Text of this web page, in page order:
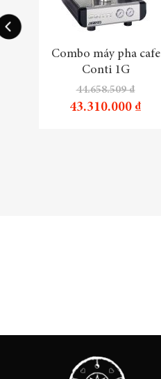
Combo máy pha cafe
Conti 1G
44.658.509 ₫
43.310.000 ₫